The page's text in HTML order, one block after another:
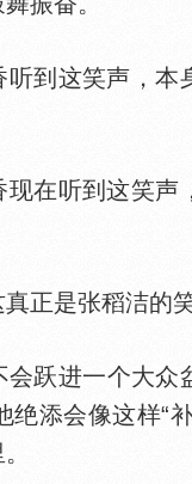
到这笑声，本
在听到这笑声
是张稻洁的笑
跃进一个大众
绝添会像这样“